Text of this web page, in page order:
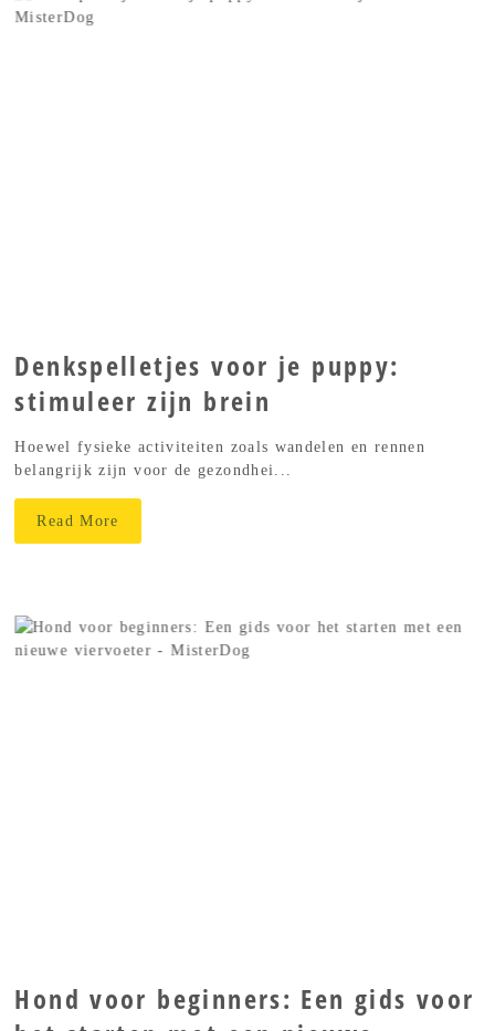
Denkspelletjes voor je puppy:
stimuleer zijn brein
Hoewel fysieke activiteiten zoals wandelen en rennen
belangrijk zijn voor de gezondhei...
Read More
Hond voor beginners: Een gids voor